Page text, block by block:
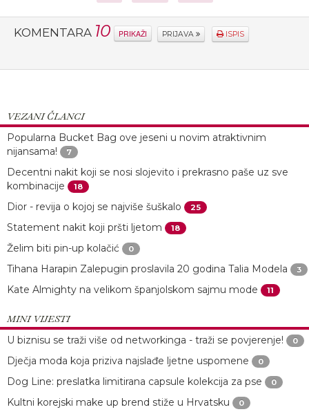
KOMENTARA 10 PRIKAŽI PRIJAVA ISPIS
VEZANI ČLANCI
Popularna Bucket Bag ove jeseni u novim atraktivnim
nijansama!
7
Decentni nakit koji se nosi slojevito i prekrasno paše uz sve
kombinacije
18
Dior - revija o kojoj se najviše šuškalo 25
Statement nakit koji pršti ljetom 18
Želim biti pin-up kolačić 0
Tihana Harapin Zalepugin proslavila 20 godina Talia Modela 3
Kate Almighty na velikom španjolskom sajmu mode 11
MINI VIJESTI
U biznisu se traži više od networkinga - traži se povjerenje!
0
Dječja moda koja priziva najslađe ljetne uspomene 0
Dog Line: preslatka limitirana capsule kolekcija za pse 0
Kultni korejski make up brend stiže u Hrvatsku 0